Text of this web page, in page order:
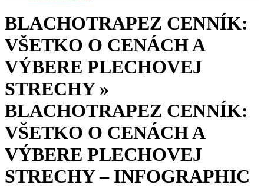
BLACHOTRAPEZ CENNÍK:
VŠETKO O CENÁCH A
VÝBERE PLECHOVEJ
STRECHY »
BLACHOTRAPEZ CENNÍK:
VŠETKO O CENÁCH A
VÝBERE PLECHOVEJ
STRECHY – INFOGRAPHIC